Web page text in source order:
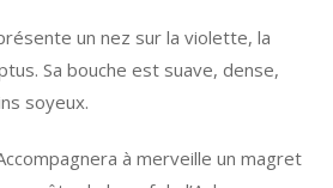
un nez sur la violette, la
Sa bouche est suave, dense,
soyeux.
à merveille un magret